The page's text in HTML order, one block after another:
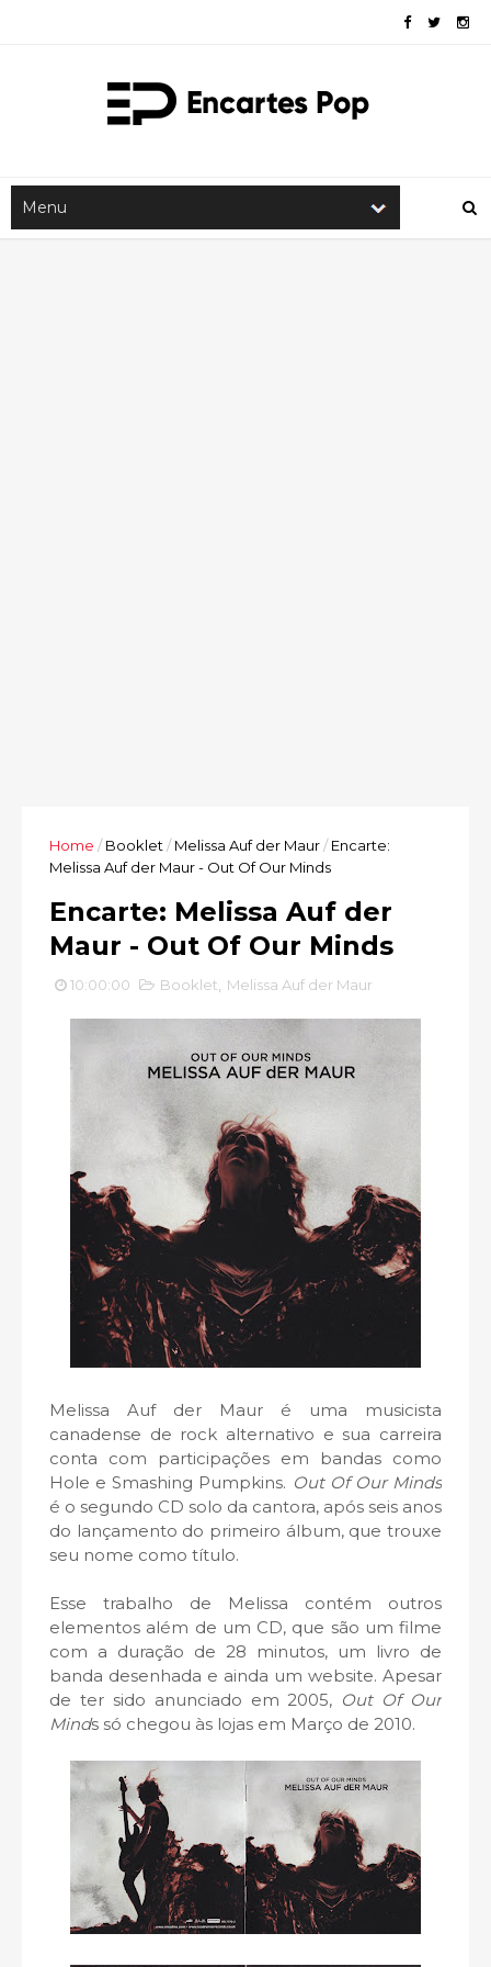
Home / Booklet / Melissa Auf der Maur/ Encarte:
Melissa Auf der Maur - Out Of Our Minds
Encarte: Melissa Auf der
Maur - Out Of Our Minds
10:00:00 Booklet Melissa Auf der Maur
Melissa Auf der Maur é uma musicista
canadense de rock alternativo e sua carreira
conta com participações em bandas como
Hole e Smashing Pumpkins. Out Of Our Minds
é o segundo CD solo da cantora, após seis anos
do lançamento do primeiro álbum, que trouxe
seu nome como título.
Esse trabalho de Melissa contém outros
elementos além de um CD, que são um filme
com a duração de 28 minutos, um livro de
banda desenhada e ainda um website. Apesar
de ter sido anunciado em 2005, Out Of Our
Minds só chegou às lojas em Março de 2010.